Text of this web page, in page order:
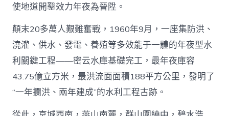
使地道開鑿效力年夜為晉陞。
顛末20多萬人艱難奮戰，1960年9月，一座集防洪、
澆灌、供水、發電、養殖等多效能于一體的年夜型水
利關鍵工程——密云水庫基礎完工，最年夜庫容
43.75億立方米，最洪流面面積188平方公里，發明了
“一年攔洪、兩年建成”的水利工程古跡。